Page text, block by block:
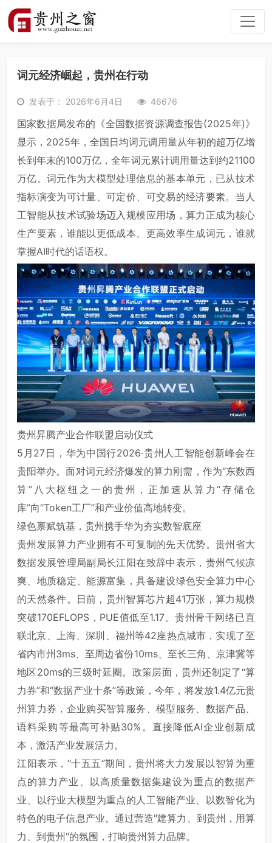
词元经济崛起，贵州在行动
发表于： 2026年6月4日 46676
国家数据局发布的《全国数据资源调查报告(2025年)》
显示，2025年，全国日均词元调用量从年初的超万亿增
长到年末的100万亿，全年词元累计调用量达到约21100
万亿。词元作为大模型处理信息的基本单元，已从技术
指标演变为可计量、可定价、可交易的经济要素。当人
工智能从技术试验场迈入规模应用场，算力正成为核心
生产要素，谁能以更低成本、更高效率生成词元，谁就
掌握AI时代的话语权。
贵州昇腾产业合作联盟启动仪式
5月27日，华为中国行2026·贵州人工智能创新峰会在
贵阳举办。面对词元经济爆发的算力刚需，作为“东数西
算”八大枢纽之一的贵州，正加速从算力“存储仓
库”向“Token工厂”和产业价值高地转变。
绿色禀赋筑基，贵州携手华为夯实数智底座
贵州发展算力产业拥有不可复制的先天优势。贵州省大
数据发展管理局副局长江阳在致辞中表示，贵州气候凉
爽、地质稳定、能源富集，具备建设绿色安全算力中心
的天然条件。日前，贵州智算芯片超41万张，算力规模
突破170EFLOPS，PUE值低至1.17。贵州骨干网络已直
联北京、上海、深圳、福州等42座热点城市，实现了至
省内市州3ms、至周边省份10ms、至长三角、京津冀等
地区20ms的三级时延圈。政策层面，贵州还制定了“算
力券”和“数据产业十条”等政策，今年，将发放1.4亿元贵
州算力券，企业购买智算服务、模型服务、数据产品、
语料采购等最高可补贴30%。直接降低AI企业创新成
本，激活产业发展活力。
江阳表示，“十五五”期间，贵州将大力发展以智算为重
点的算力产业、以高质量数据集建设为重点的数据产
业、以行业大模型为重点的人工智能产业、以数智化为
特色的电子信息产业。通过营造"建算力、到贵州，用算
力、到贵州"的氛围，打响贵州算力品牌。